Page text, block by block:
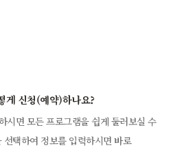
게 신청(예약)하나요?
시면 모든 프로그램을 쉽게 둘러보실 수
택하여 정보를 입력하시면 바로